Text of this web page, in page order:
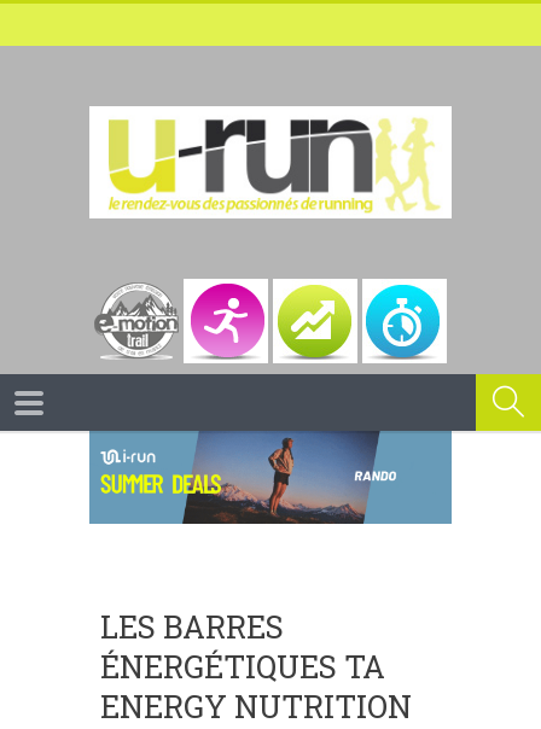
LES BARRES
ÉNERGÉTIQUES TA
ENERGY NUTRITION